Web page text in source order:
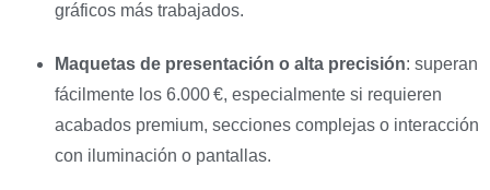
gráficos más trabajados.
Maquetas de presentación o alta precisión: superan
fácilmente los 6.000 €, especialmente si requieren
acabados premium, secciones complejas o interacción
con iluminación o pantallas.